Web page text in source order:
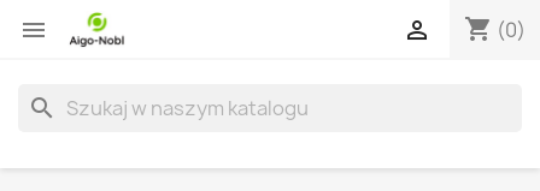
 shopping_cart (0)

search